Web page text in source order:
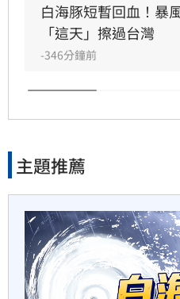
17分
混
郭
人
24分
溫炎熱，局部地區恐達
遠離，但受西南風影響
部。
白海豚短暫回血！暴
「這天」擦過台灣
-346分鐘前
主題推薦